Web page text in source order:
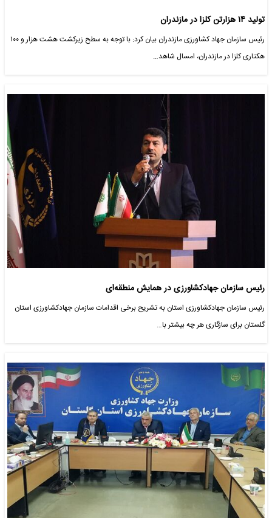
تولید ۱۴ هزارتن کلزا در مازندران
رئیس سازمان جهاد کشاورزی مازندران بیان کرد: با توجه به سطح زیرکشت هشت هزار و ۱۰۰
هکتاری کلزا در مازندران، امسال شاهد…
رئیس سازمان جهادکشاورزی در همایش منطقه‌ای
رئیس سازمان جهادکشاورزی استان به تشریح برخی اقدامات سازمان جهادکشاورزی استان
گلستان برای سازگاری هر چه بیشتر با…